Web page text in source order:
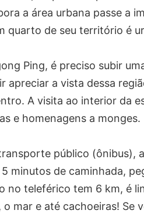
a área urbana passe a
quarto de seu território é
Ping, é preciso subir
apreciar a vista dessa
A visita ao interior da
e homenagens a monges.
público (ônibus),
minutos de caminhada,
no teleférico tem 6 km, é
mar e até cachoeiras! Se